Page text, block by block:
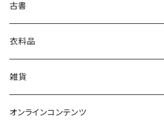
絵本・児童書
娯楽・エンターテインメント
古書
古書セット
美術
衣料品
POLEWARDS
Tシャツ
雑貨
バッグ
オンラインコンテンツ